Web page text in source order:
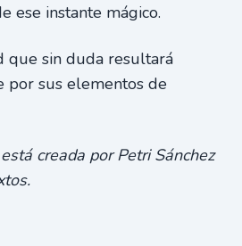
ese instante mágico.
que sin duda resultará
por sus elementos de
creada por Petri Sánchez